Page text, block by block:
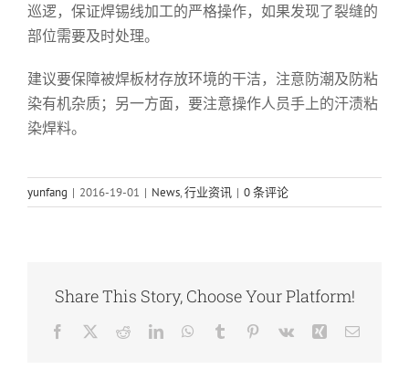
巡逻，保证焊锡线加工的严格操作，如果发现了裂缝的
部位需要及时处理。
建议要保障被焊板材存放环境的干洁，注意防潮及防粘
染有机杂质；另一方面，要注意操作人员手上的汗渍粘
染焊料。
yunfang | 2016-19-01 | News,行业资讯 | 0 条评论
Share This Story, Choose Your Platform!
Facebook RedditLinkedInWhatsApp
Tumblr Pinterest
Vk Xing 电